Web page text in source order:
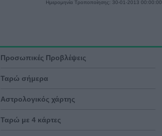
Ημερομηνία Τροποποίησης: 30-01-2013 00:00:00
Προσωπικές Προβλέψεις
Ταρώ σήμερα
Αστρολογικός χάρτης
Ταρώ με 4 κάρτες